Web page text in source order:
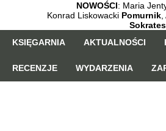
NOWOŚCI: Maria
Konrad Liskowacki Pomurnik,
KSIĘGARNIA
AKTUALNOŚCI
RECENZJE WYDARZENIA